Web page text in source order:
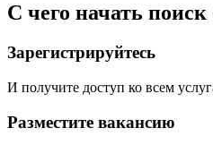
С чего начать поиск
Зарегистрируйтесь
И получите доступ ко всем
Разместите вакансию